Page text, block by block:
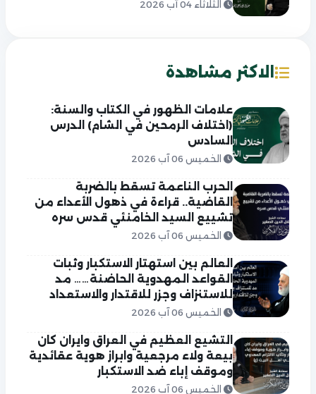
الثلاثاء 04 آب 2026
الاكثر مشاهدة
علامات الظهور في الكتاب والسنة:
(اختلاف الرمحين في الشام) الدرس
السادس
الخميس 06 آب 2026
الحرب الناعمة تسقط بالضربة
القاضية.. قراءة في ذهول الأعداء من
تشييع السيد الخامنئي قدس سره
الخميس 06 آب 2026
العالم بين استهتار الاستكبار وثبات
القواعد المهدوية الحاضنة…… مد
للاستنزاف وجزر للاقتدار والاستعداد
الخميس 06 آب 2026
التشيع العظيم في العراق وايران كان
بيعة ولاء مرجعية وابراز هوية عقائدية
وموقف إباء ضد الاستكبار
الخميس 06 آب 2026